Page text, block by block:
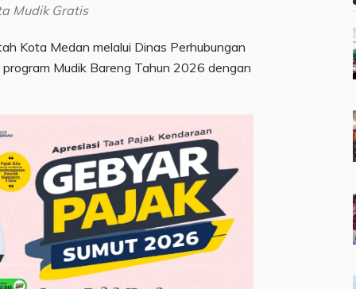
Mudik Gratis
Kota Medan melalui Dinas Perhubungan
Mudik Bareng Tahun 2026 dengan